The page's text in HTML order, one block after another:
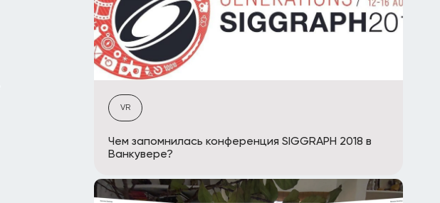
VR
Чем запомнилась конференция SIGGRAPH 2018 в
Ванкувере?